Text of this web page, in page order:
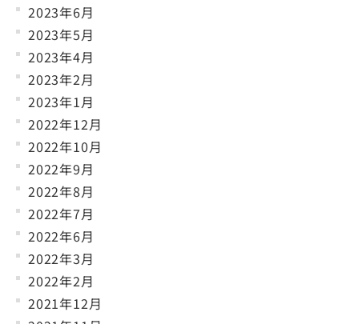
2023年6月
2023年5月
2023年4月
2023年2月
2023年1月
2022年12月
2022年10月
2022年9月
2022年8月
2022年7月
2022年6月
2022年3月
2022年2月
2021年12月